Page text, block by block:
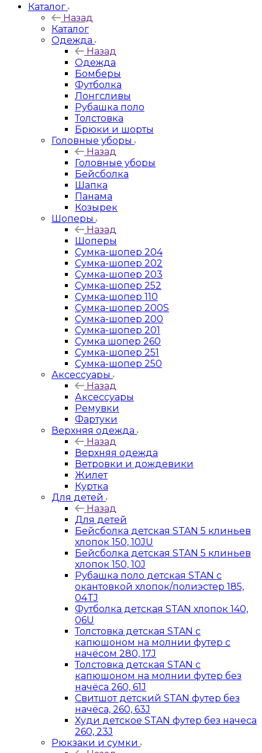
Каталог
Назад
Каталог
Одежда
Назад
Одежда
Бомберы
Футболка
Лонгсливы
Рубашка поло
Толстовка
Брюки и шорты
Головные уборы
Назад
Головные уборы
Бейсболка
Шапка
Панама
Козырек
Шоперы
Назад
Шоперы
Сумка-шопер 204
Сумка-шопер 202
Сумка-шопер 203
Сумка-шопер 252
Сумка-шопер 110
Сумка-шопер 200S
Сумка-шопер 200
Сумка-шопер 201
Сумка шопер 260
Сумка-шопер 251
Сумка-шопер 250
Аксессуары
Назад
Аксессуары
Ремувки
Фартуки
Верхняя одежда
Назад
Верхняя одежда
Ветровки и дождевики
Жилет
Куртка
Для детей
Назад
Для детей
Бейсболка детская STAN 5 клиньев
хлопок 150, 10JU
Бейсболка детская STAN 5 клиньев
хлопок 150, 10J
Рубашка поло детская STAN с
окантовкой хлопок/полиэстер 185,
04TJ
Футболка детская STAN хлопок 140,
06U
Толстовка детская STAN с
капюшоном на молнии футер с
начёсом 280, 17J
Толстовка детская STAN с
капюшоном на молнии футер без
начёса 260, 61J
Свитшот детский STAN футер без
начёса, 260, 63J
Худи детское STAN футер без начеса
260, 23J
Рюкзаки и сумки